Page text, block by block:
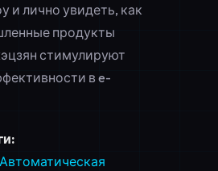
и лично увидеть, как
продукты
стимулируют
в e-
Автоматическая